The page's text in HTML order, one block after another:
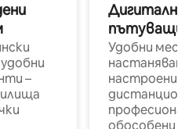
–
Дигитални
пътуващи
Удобни
настаняване
настроени и
обособени